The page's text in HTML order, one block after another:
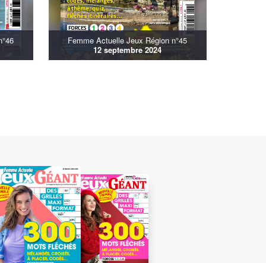
Femme Actuelle Jeux Région n°45
12 septembre 2024